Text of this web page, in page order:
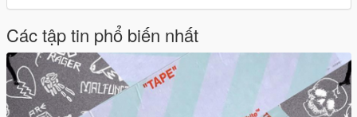
Các tập tin phổ biến nhất